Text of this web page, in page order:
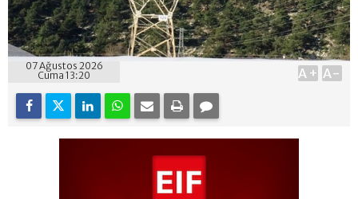
07 Ağustos 2026
Cuma 13:20
A+ A-